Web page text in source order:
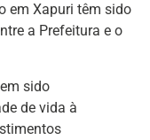
em Xapuri têm sido
a Prefeitura e o
sido
de vida à